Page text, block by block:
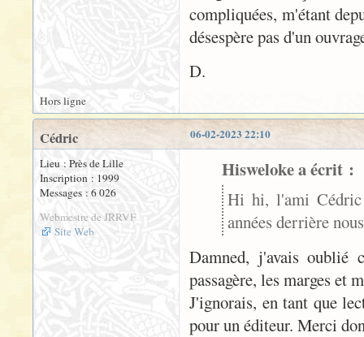
compliquées, m'étant
désespère pas d'un
D.
Hors ligne
06-02-2023 22:10
Cédric
Lieu : Près de Lille
Inscription : 1999
Messages : 6 026
Webmestre de JRRVF
Site Web
Hisweloke a écrit :
Hi hi, l'ami Cédric
années derrière
Damned, j'avais oublié
passagère, les marges et
J'ignorais, en tant que
pour un éditeur. Merci